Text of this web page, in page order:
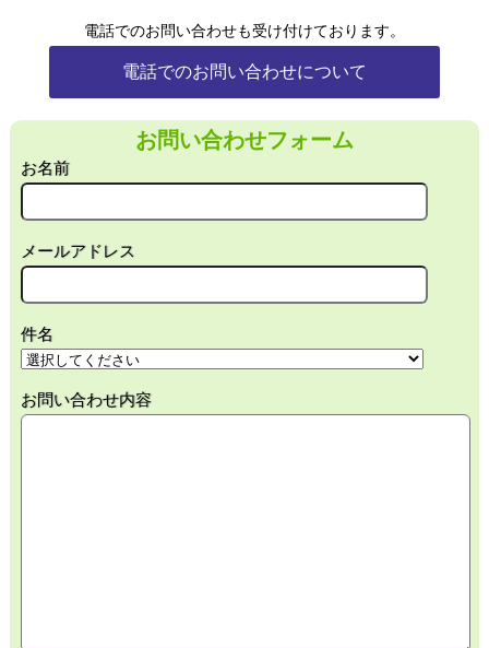
電話でのお問い合わせも受け付けております。
電話でのお問い合わせについて
お問い合わせフォーム
お名前
メールアドレス
件名
お問い合わせ内容